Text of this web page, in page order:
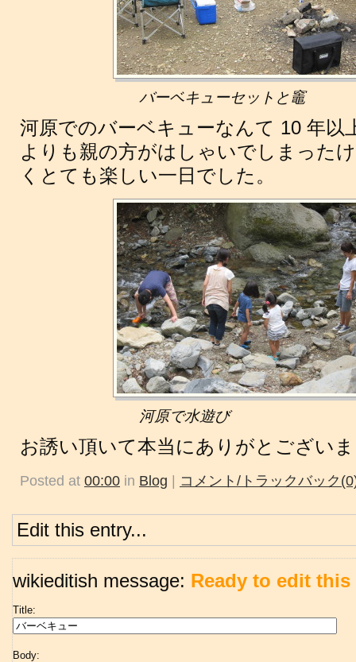
バーベキューセットと竈
河原でのバーベキューなんて 10 年以
よりも親の方がはしゃいでしまった
くとても楽しい一日でした。
河原で水遊び
お誘い頂いて本当にありがとござい
Posted at 00:00 in Blog | コメント/トラックバック
Edit this entry...
wikieditish message: Ready to edit this
Title:
Body: